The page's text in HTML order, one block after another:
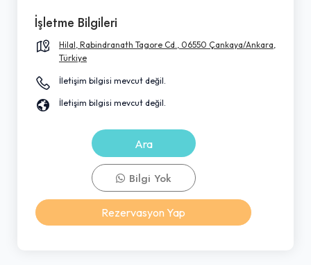
İşletme Bilgileri
Hilal, Rabindranath Tagore Cd., 06550 Çankaya/Ankara,
Türkiye
İletişim bilgisi mevcut değil.
İletişim bilgisi mevcut değil.
Ara
Bilgi Yok
Rezervasyon Yap